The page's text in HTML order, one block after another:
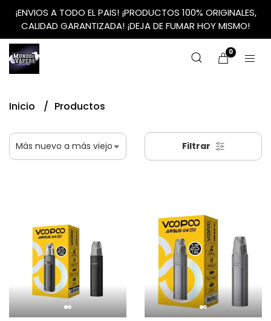
¡ENVIOS A TODO EL PAIS! ¡PRODUCTOS 100% ORIGINALES,
CALIDAD GARANTIZADA! ¡DEJA DE FUMAR HOY MISMO!
0
Inicio Productos
Filtrar